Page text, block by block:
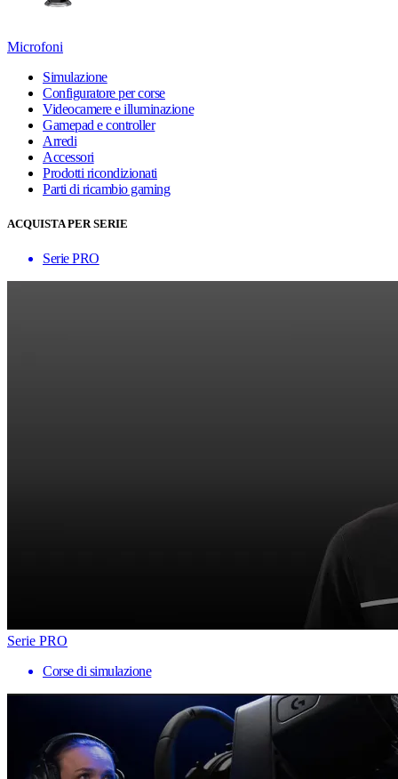
Microfoni
Simulazione
Configuratore per corse
Videocamere e illuminazione
Gamepad e controller
Arredi
Accessori
Prodotti ricondizionati
Parti di ricambio gaming
ACQUISTA PER SERIE
Serie PRO
Serie PRO
Corse di simulazione